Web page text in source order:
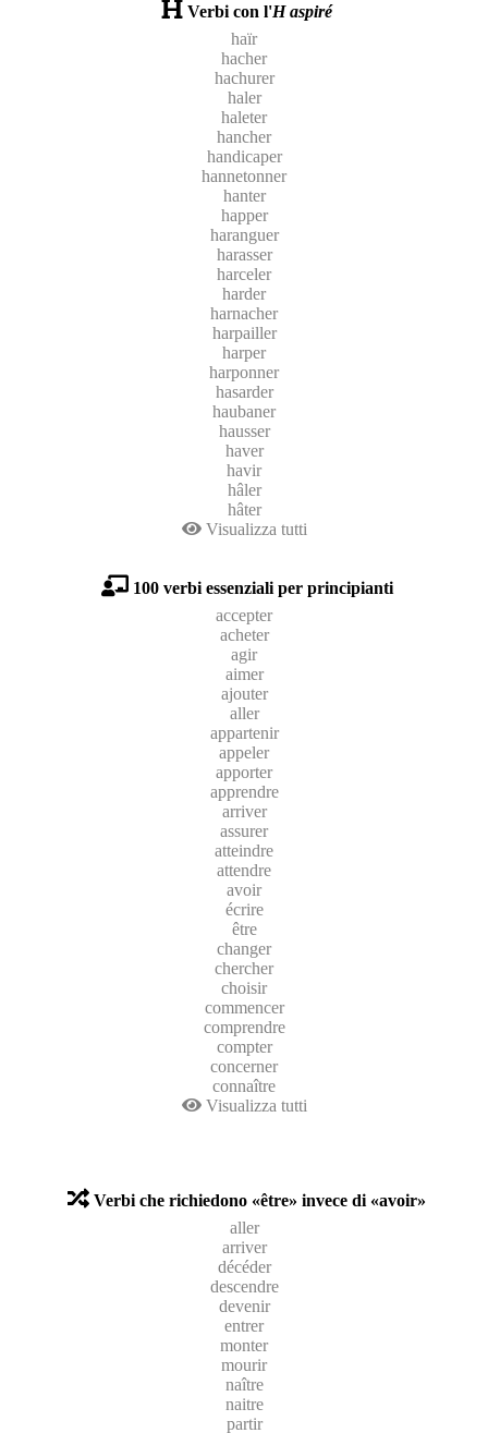
Verbi con l'H aspiré
haïr
hacher
hachurer
haler
haleter
hancher
handicaper
hannetonner
hanter
happer
haranguer
harasser
harceler
harder
harnacher
harpailler
harper
harponner
hasarder
haubaner
hausser
haver
havir
hâler
hâter
Visualizza tutti
100 verbi essenziali per principianti
accepter
acheter
agir
aimer
ajouter
aller
appartenir
appeler
apporter
apprendre
arriver
assurer
atteindre
attendre
avoir
écrire
être
changer
chercher
choisir
commencer
comprendre
compter
concerner
connaître
Visualizza tutti
Verbi che richiedono «être» invece di «avoir»
aller
arriver
décéder
descendre
devenir
entrer
monter
mourir
naître
naitre
partir